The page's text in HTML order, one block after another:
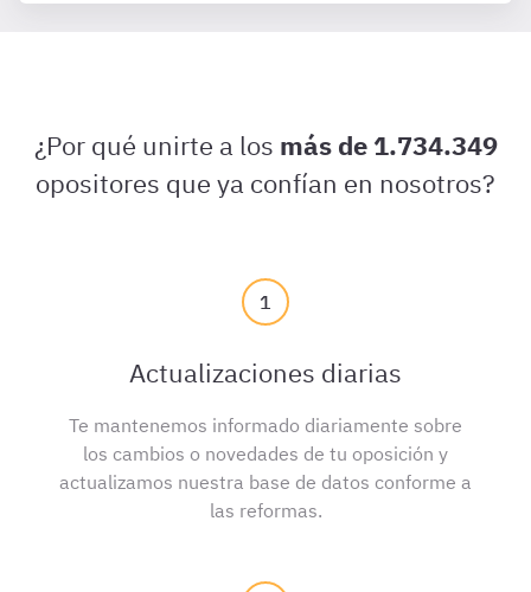
¿Por qué unirte a los más de 1.734.349
opositores que ya confían en nosotros?
1
Actualizaciones diarias
Te mantenemos informado diariamente sobre
los cambios o novedades de tu oposición y
actualizamos nuestra base de datos conforme a
las reformas.